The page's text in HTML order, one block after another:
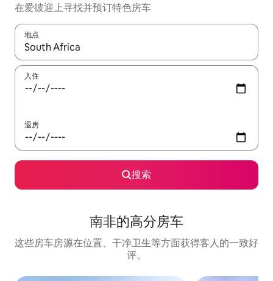
在爱彼迎上寻找并预订特色房车
地点
如有搜索结果，请使用上下方向键查看，或通过点击或滑动手势
入住
退房
搜索
南非的高分房车
这些房车房源在位置、干净卫生等方面获得客人的一致好
评。